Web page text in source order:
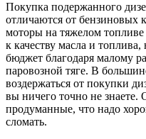
Покупка подержанного
отличаются от
моторы на тяжелом топливе
к качеству масла и
бюджет благодаря малому
паровозной тяге. В
воздержаться от покупки
вы ничего точно не знаете.
продуманные, что надо
сломать.